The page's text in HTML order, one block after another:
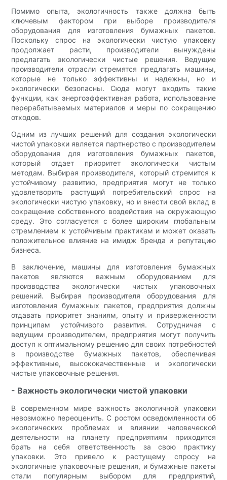
Помимо опыта, экологичность также должна быть
ключевым фактором при выборе производителя
оборудования для изготовления бумажных пакетов.
Поскольку спрос на экологически чистую упаковку
продолжает расти, производители вынуждены
предлагать экологически чистые решения. Ведущие
производители отрасли стремятся предлагать машины,
которые не только эффективны и надежны, но и
экологически безопасны. Сюда могут входить такие
функции, как энергоэффективная работа, использование
перерабатываемых материалов и меры по сокращению
отходов.
Одним из лучших решений для создания экологически
чистой упаковки является партнерство с производителем
оборудования для изготовления бумажных пакетов,
который отдает приоритет экологически чистым
методам. Выбирая производителя, который стремится к
устойчивому развитию, предприятия могут не только
удовлетворить растущий потребительский спрос на
экологически чистую упаковку, но и внести свой вклад в
сокращение собственного воздействия на окружающую
среду. Это согласуется с более широким глобальным
стремлением к устойчивым практикам и может оказать
положительное влияние на имидж бренда и репутацию
бизнеса.
В заключение, машины для изготовления бумажных
пакетов являются важным оборудованием для
производства экологически чистых упаковочных
решений. Выбирая производителя оборудования для
изготовления бумажных пакетов, предприятия должны
отдавать приоритет знаниям, опыту и приверженности
принципам устойчивого развития. Сотрудничая с
ведущим производителем, предприятия могут получить
доступ к оптимальному решению для своих потребностей
в производстве бумажных пакетов, обеспечивая
эффективные, высококачественные и экологически
чистые упаковочные решения.
- Важность экологически чистой упаковки
В современном мире важность экологичной упаковки
невозможно переоценить. С ростом осведомленности об
экологических проблемах и влиянии человеческой
деятельности на планету предприятиям приходится
брать на себя ответственность за свою практику
упаковки. Это привело к растущему спросу на
экологичные упаковочные решения, и бумажные пакеты
стали популярным выбором для предприятий,